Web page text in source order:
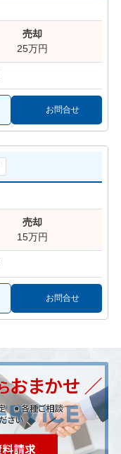
25万円
お問合せ
15万円
お問合せ